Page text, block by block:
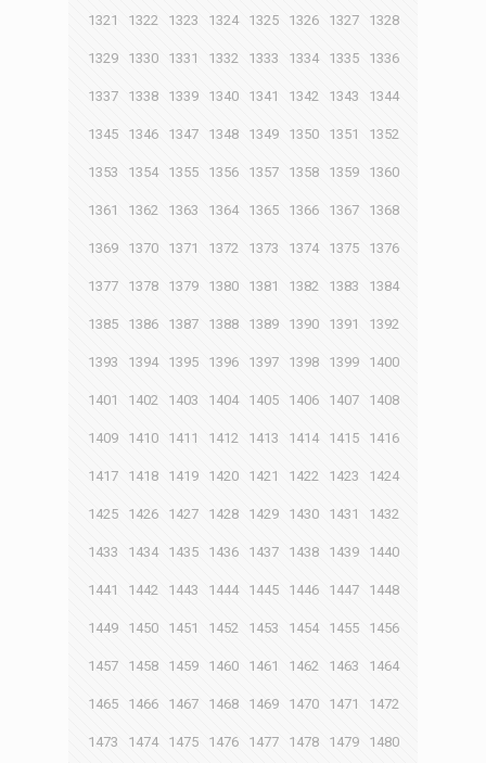
1321 1322 1323 1324 1325 1326 1327 1328
1329 1330 1331 1332 1333 1334 1335 1336
1337 1338 1339 1340 1341 1342 1343 1344
1345 1346 1347 1348 1349 1350 1351 1352
1353 1354 1355 1356 1357 1358 1359 1360
1361 1362 1363 1364 1365 1366 1367 1368
1369 1370 1371 1372 1373 1374 1375 1376
1377 1378 1379 1380 1381 1382 1383 1384
1385 1386 1387 1388 1389 1390 1391 1392
1393 1394 1395 1396 1397 1398 1399 1400
1401 1402 1403 1404 1405 1406 1407 1408
1409 1410 1411 1412 1413 1414 1415 1416
1417 1418 1419 1420 1421 1422 1423 1424
1425 1426 1427 1428 1429 1430 1431 1432
1433 1434 1435 1436 1437 1438 1439 1440
1441 1442 1443 1444 1445 1446 1447 1448
1449 1450 1451 1452 1453 1454 1455 1456
1457 1458 1459 1460 1461 1462 1463 1464
1465 1466 1467 1468 1469 1470 1471 1472
1473 1474 1475 1476 1477 1478 1479 1480